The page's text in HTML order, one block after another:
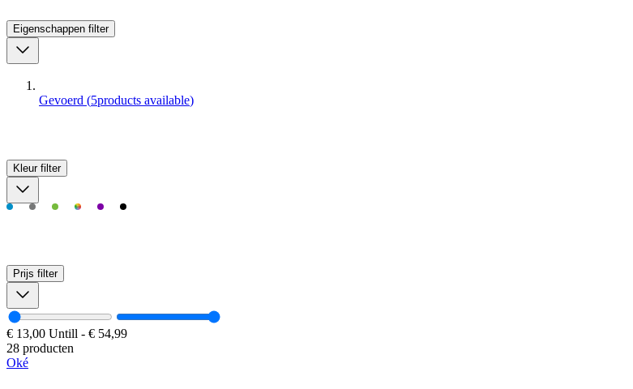
Eigenschappen filter
Gevoerd (5products available)
Kleur filter
Prijs filter
€ 13,00 Untill - € 54,99
28 producten
Oké